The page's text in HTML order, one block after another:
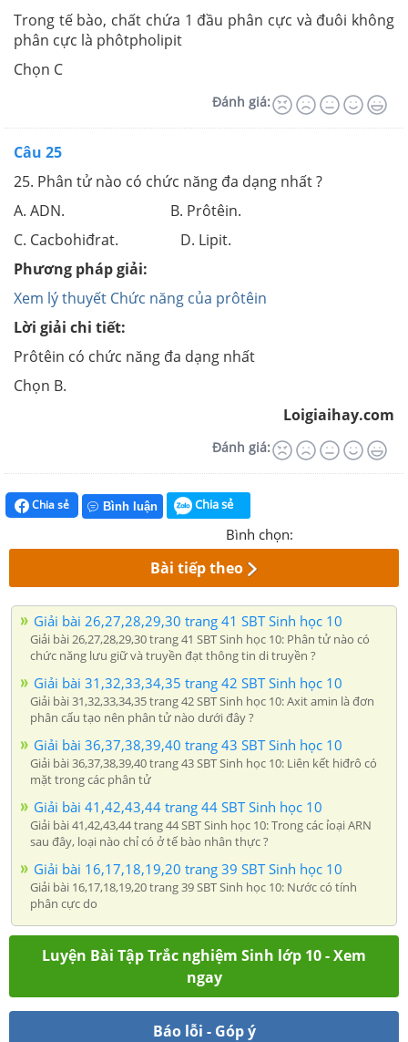
Trong tế bào, chất chứa 1 đầu phân cực và đuôi không
phân cực là phôtpholipit
Chọn C
Đánh giá:
Câu 25
25. Phân tử nào có chức năng đa dạng nhất ?
A. ADN. B. Prôtêin.
C. Cacbohiđrat. D. Lipit.
Phương pháp giải:
Xem lý thuyết Chức năng của prôtêin
Lời giải chi tiết:
Prôtêin có chức năng đa dạng nhất
Chọn B.
Loigiaihay.com
Đánh giá:
Chia sẻ Bình luận Chia sẻ
Bình chọn:
Bài tiếp theo
Giải bài 26,27,28,29,30 trang 41 SBT Sinh học 10
Giải bài 26,27,28,29,30 trang 41 SBT Sinh học 10: Phân tử nào có
chức năng lưu giữ và truyền đạt thông tin di truyền ?
Giải bài 31,32,33,34,35 trang 42 SBT Sinh học 10
Giải bài 31,32,33,34,35 trang 42 SBT Sinh học 10: Axit amin là đơn
phân cấu tạo nên phân tử nào dưới đây ?
Giải bài 36,37,38,39,40 trang 43 SBT Sinh học 10
Giải bài 36,37,38,39,40 trang 43 SBT Sinh học 10: Liên kết hiđrô có
mặt trong các phân tử
Giải bài 41,42,43,44 trang 44 SBT Sinh học 10
Giải bài 41,42,43,44 trang 44 SBT Sinh học 10: Trong các ỉoại ARN
sau đây, loại nào chỉ có ở tế bào nhân thực ?
Giải bài 16,17,18,19,20 trang 39 SBT Sinh học 10
Giải bài 16,17,18,19,20 trang 39 SBT Sinh học 10: Nước có tính
phân cực do
Luyện Bài Tập Trắc nghiệm Sinh lớp 10 - Xem
ngay
Báo lỗi - Góp ý